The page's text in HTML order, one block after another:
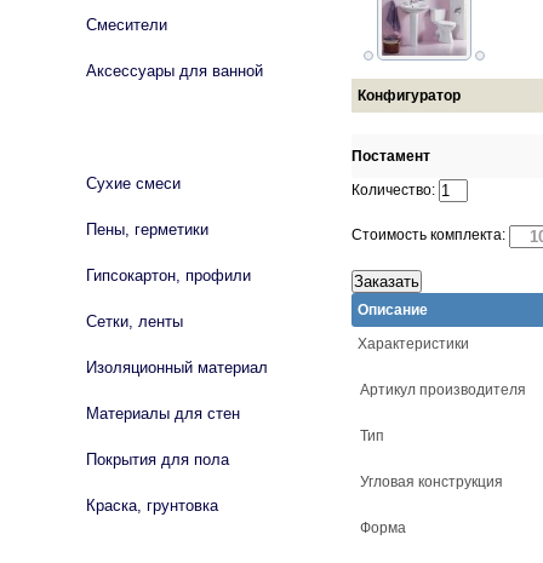
Конфигуратор
Постамент
Количество:
Стоимость комплекта:
Описание
Характеристики
Артикул производителя
Тип
Угловая конструкция
Форма
Смесители
Аксессуары для ванной
Сухие смеси
Пены, герметики
Гипсокартон, профили
Сетки, ленты
Изоляционный материал
Материалы для стен
Покрытия для пола
Краска, грунтовка